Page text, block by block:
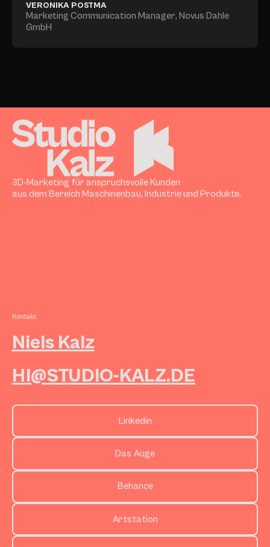
VERONIKA POSTMA
Marketing Communication Manager, Novus Dahle
GmbH
3D-Marketing für anspruchsvolle Kunden
aus dem Bereich Maschinenbau, Industrie und Produkte.
Kontakt
Niels Kalz
HI@STUDIO-KALZ.DE
Linkedin
Das Auge
Behance
Artstation